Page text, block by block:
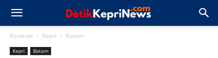
Beranda Kepri Batam
Kepri Batam